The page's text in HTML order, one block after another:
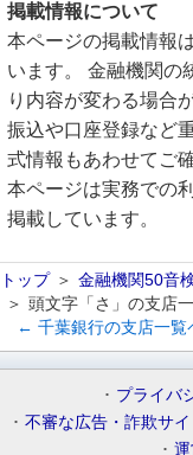
掲載情報について
本ページの掲載情報
います。 金融機関の
り内容が変わる場合
振込や口座登録など
式情報もあわせてご
本ページは実務での
掲載しています。
トップ 金融機関50音
頭文字「さ」の支店
← 千葉銀行の支店一覧
プライバ
不審な広告・詐欺サ